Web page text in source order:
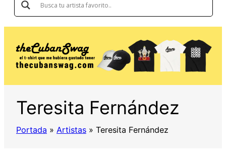
Teresita Fernández
Portada » Artistas » Teresita Fernández